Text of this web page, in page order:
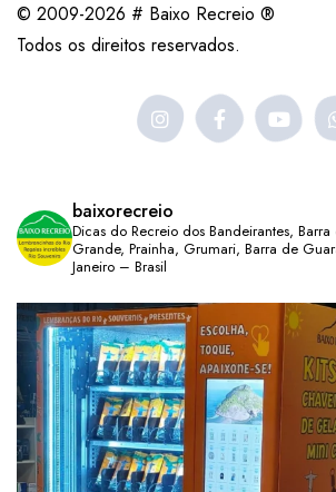
© 2009-2026 # Baixo Recreio ®
Todos os direitos reservados.
baixorecreio
Dicas do Recreio dos Bandeirantes,
Grande, Prainha, Grumari, Barra de
Janeiro – Brasil